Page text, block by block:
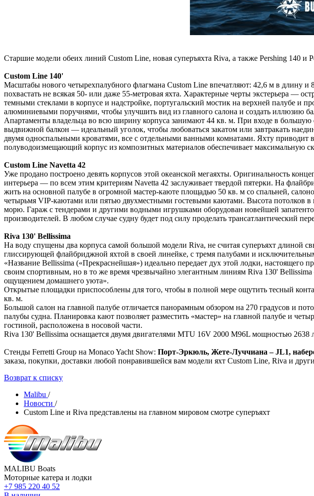
Старшие модели обеих линий Custom Line, новая суперъяхта Riva, а также Pershing 140 и
Сustom Line 140'
Масштабы нового четырехпалубного флагмана Custom Line впечатляют: 42,6 м в
похвастать не всякая 50- или даже 55-метровая яхта. Характерные черты экстерьера
темными стеклами в корпусе и надстройке, португальский мостик на верхней палубе и
алюминиевыми поручнями, чтобы улучшить вид из главного салона и создать иллюзию
Апартаменты владельца во всю ширину корпуса занимают 44 кв. м. При входе в
выдвижной балкон — идеальный уголок, чтобы любоваться закатом или завтракать
двумя односпальными кроватями, все с отдельными ванными комнатами. Яхту
полуводоизмещающий корпус из композитных материалов обеспечивает максимальную
Сustom Line Navetta 42
Уже продано построено девять корпусов этой океанской мегаяхты. Оригинальность
интерьера — по всем этим критериям Navetta 42 заслуживает твердой пятерки. На
жить на основной палубе в огромной мастер-каюте площадью 50 кв. м со спальней,
четырьмя VIP-каютами или пятью двухместными гостевыми каютами. Высота потолков
морю. Гараж с тендерами и другими водными игрушками оборудован новейшей
производителей. В любом случае судну будет под силу проделать трансатлантический
Riva 130' Bellissima
На воду спущены два корпуса самой большой модели Riva, не считая суперъяхт
глиссирующей флайбриджной яхтой в своей линейке, с тремя палубами и
«Название Bellissima («Прекраснейшая») идеально передает дух этой лодки, настоящего
своим спортивным, но в то же время чрезвычайно элегантным линиям Riva 130'
ощущением домашнего уюта».
Открытые площадки приспособлены для того, чтобы в полной мере ощутить тесный
кв. м.
Большой салон на главной палубе отличается панорамным обзором на 270 градусов и
палубы судна. Планировка кают позволяет разместить «мастер» на главной палубе и
гостиной, расположена в носовой части.
Riva 130' Bellissima оснащается двумя двигателями MTU 16V 2000 M96L мощностью 2638
Cтенды Ferretti Group на Monaco Yacht Show: Порт-Эркюль, Жете-Луччиана – JL1,
заказа, покупки, доставки любой понравившейся вам модели яхт Custom Line, Riva и
Возврат к списку
Malibu /
Новости /
Сustom Line и Riva представлены на главном мировом смотре суперъяхт
MALIBU Boats
Моторные катера и лодки
+7 985 220 40 52